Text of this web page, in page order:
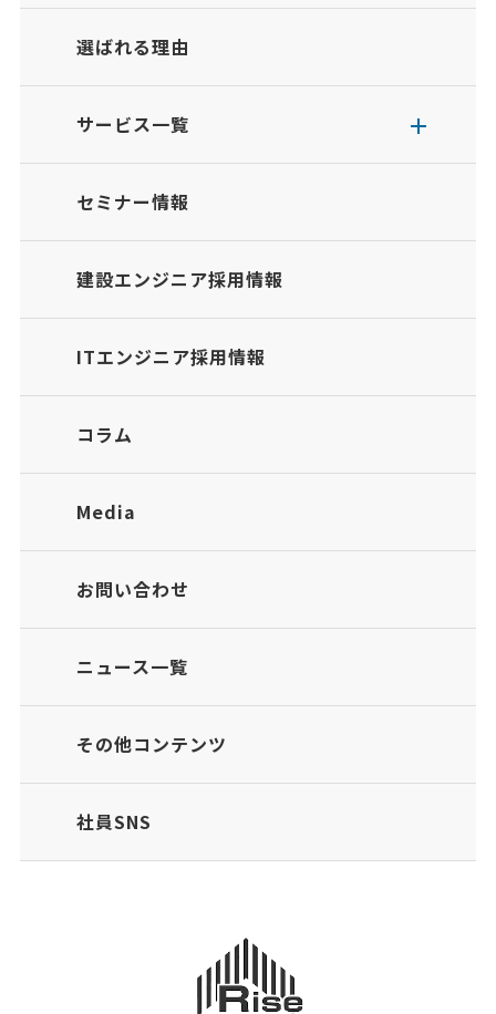
選ばれる理由
サービス一覧
セミナー情報
建設エンジニア採用情報
ITエンジニア採用情報
コラム
Media
お問い合わせ
ニュース一覧
その他コンテンツ
社員SNS